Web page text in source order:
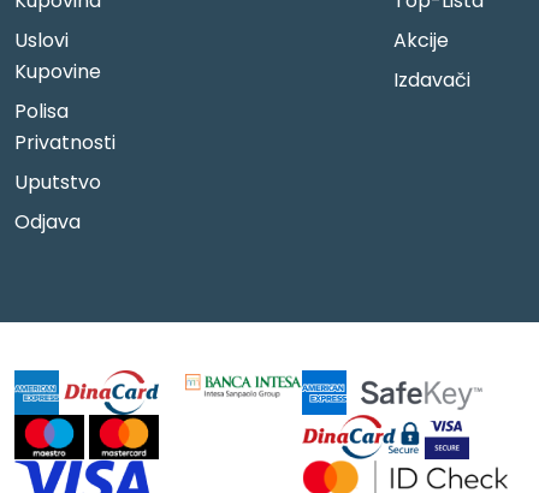
Uslovi
Kupovine
Polisa
Privatnosti
Uputstvo
Odjava
Akcije
Izdavači